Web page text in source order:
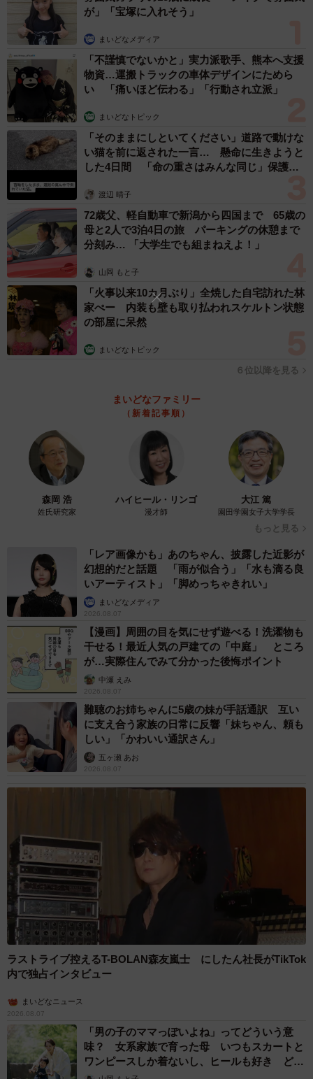
が」「宝塚に入れそう」
まいどなメディア
「不謹慎でないかと」実力派歌手、熊本へ支援
物資…運搬トラックの車体デザインにためら
い 「痛いほど伝わる」「行動され立派」
まいどなトピック
「そのままにしといてください」道路で動けな
い猫を前に返された一言… 懸命に生きようと
した4日間 「命の重さはみんな同じ」保護団
渡辺 晴子
72歳父、軽自動車で新潟から四国まで 65歳の
母と2人で3泊4日の旅 パーキングの休憩まで
分刻み… 「大学生でも組まねえよ！」
山岡 もと子
「火事以来10カ月ぶり」全焼した自宅訪れた林
家ぺー 内装も壁も取り払われスケルトン状態
の部屋に呆然
まいどなトピック
６位以降を見る
まいどなファミリー
（新着記事順）
森岡 浩
姓氏研究家
ハイヒール・リンゴ
漫才師
大江 篤
園田学園女子大学学長
もっと見る
「レア画像かも」あのちゃん、披露した近影が
幻想的だと話題 「雨が似合う」「水も滴る良
いアーティスト」「脚めっちゃきれい」
まいどなメディア
2026.08.07
【漫画】周囲の目を気にせず遊べる！洗濯物も
干せる！最近人気の戸建ての「中庭」 ところ
が…実際住んでみて分かった後悔ポイント
中瀬 えみ
2026.08.07
難聴のお姉ちゃんに5歳の妹が手話通訳 互い
に支え合う家族の日常に反響「妹ちゃん、頼も
しい」「かわいい通訳さん」
五ヶ瀬 あお
2026.08.07
ラストライブ控えるT-BOLAN森友嵐士 にしたん社長がTikTok
内で独占インタビュー
まいどなニュース
2026.08.07
「男の子のママっぽいよね」ってどういう意
味？ 女系家族で育った母 いつもスカートと
ワンピースしか着ないし、ヒールも好き どの
へんが…